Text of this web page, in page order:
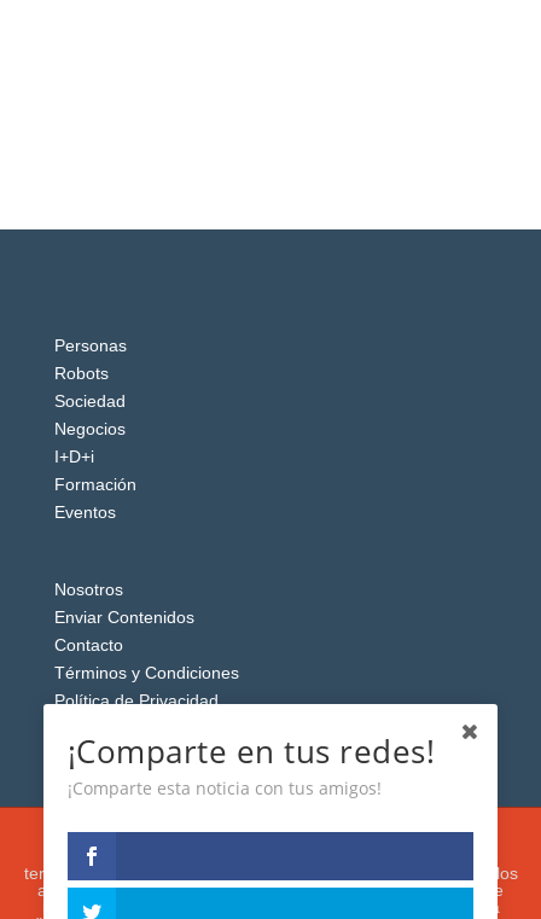
Personas
Robots
Sociedad
Negocios
I+D+i
Formación
Eventos
Nosotros
Enviar Contenidos
Contacto
Términos y Condiciones
Política de Privacidad
Esta web usa cookies analíticas y publicitarias (propias y de
terceros) para analizar el tráfico y personalizar el contenido y los
anuncios que le mostremos de acuerdo con su navegación e
intereses, buscando así mejorar su experiencia. Si presiona
¡Comparte en tus redes!
¡Comparte esta noticia con tus amigos!